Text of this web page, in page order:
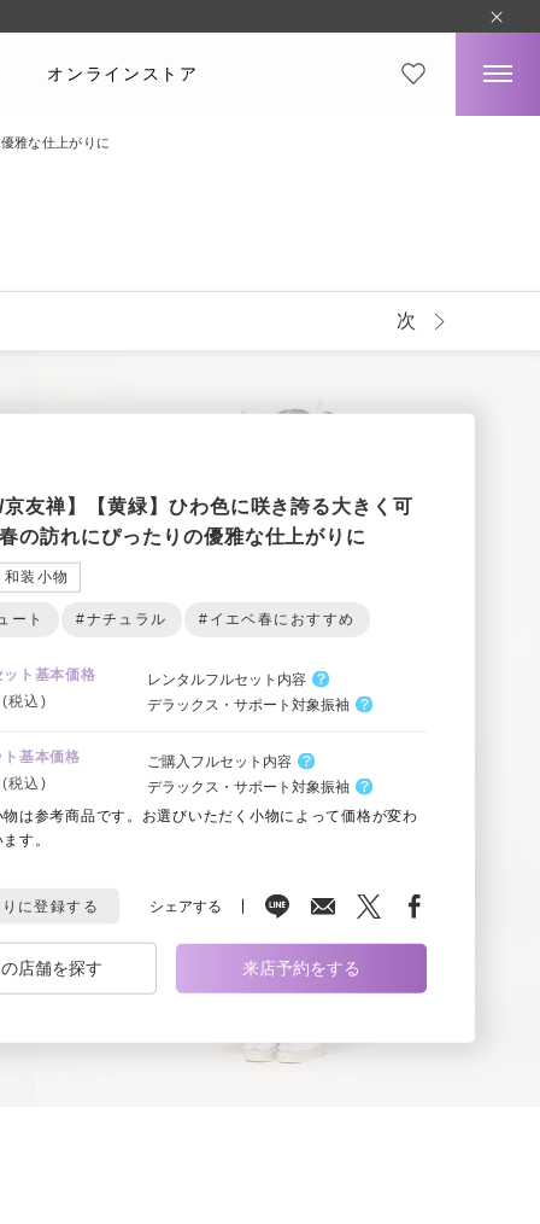
オンラインストア
雅な仕上がりに
次
/京友禅】【黄緑】ひわ色に咲き誇る大きく可
の訪れにぴったりの優雅な仕上がりに
和装小物
ート #ナチュラル #イエベ春におすすめ
ット基本価格
(税込)
レンタルフルセット内容
デラックス・サポート対象振袖
基本価格
(税込)
ご購入フルセット内容
デラックス・サポート対象振袖
物は参考商品です。お選びいただく小物によって価格が変わ
す。
に登録する シェアする
店舗を探す 来店予約をする